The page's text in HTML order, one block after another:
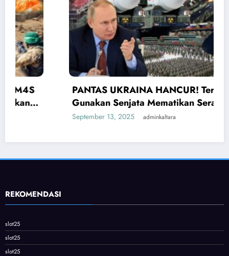
PANTAS UKRAINA HANCUR! Ternyata Rusia
Gunakan Senjata Mematikan Serang Ukraina
September 13, 2025 adminkaltara
REKOMENDASI
slot25
slot25
slot25